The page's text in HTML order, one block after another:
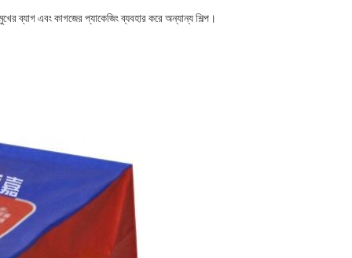
ব্যাগ এবং কাগজের প্যাকেজিং ব্যবহার করে অন্যান্য শিল্প।